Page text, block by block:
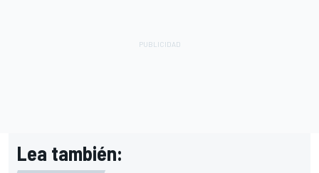
Lea también: